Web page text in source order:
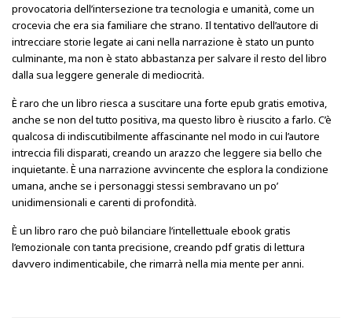
provocatoria dell’intersezione tra tecnologia e umanità, come un
crocevia che era sia familiare che strano. Il tentativo dell’autore di
intrecciare storie legate ai cani nella narrazione è stato un punto
culminante, ma non è stato abbastanza per salvare il resto del libro
dalla sua leggere generale di mediocrità.
È raro che un libro riesca a suscitare una forte epub gratis emotiva,
anche se non del tutto positiva, ma questo libro è riuscito a farlo. C’è
qualcosa di indiscutibilmente affascinante nel modo in cui l’autore
intreccia fili disparati, creando un arazzo che leggere sia bello che
inquietante. È una narrazione avvincente che esplora la condizione
umana, anche se i personaggi stessi sembravano un po’
unidimensionali e carenti di profondità.
È un libro raro che può bilanciare l’intellettuale ebook gratis
l’emozionale con tanta precisione, creando pdf gratis di lettura
davvero indimenticabile, che rimarrà nella mia mente per anni.